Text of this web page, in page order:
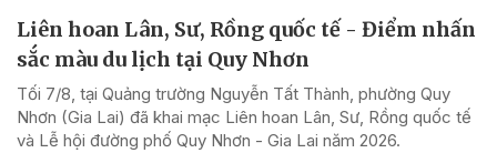
Liên hoan Lân, Sư, Rồng quốc tế - Điểm nhấn
sắc màu du lịch tại Quy Nhơn
Tối 7/8, tại Quảng trường Nguyễn Tất Thành, phường Quy
Nhơn (Gia Lai) đã khai mạc Liên hoan Lân, Sư, Rồng quốc tế
và Lễ hội đường phố Quy Nhơn - Gia Lai năm 2026.